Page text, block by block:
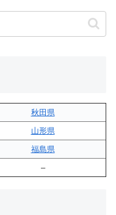
秋田県
山形県
福島県
–